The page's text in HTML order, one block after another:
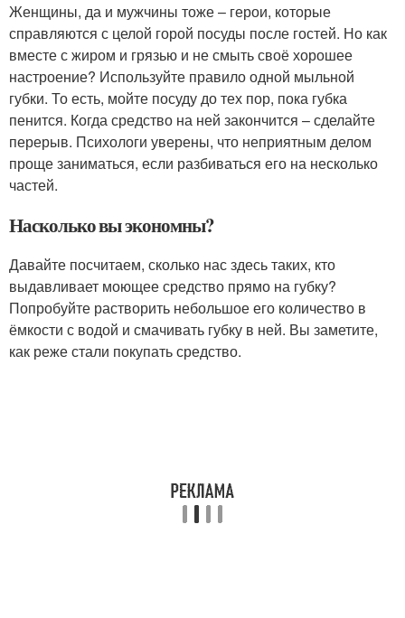
Женщины, да и мужчины тоже – герои, которые
справляются с целой горой посуды после гостей. Но как
вместе с жиром и грязью и не смыть своё хорошее
настроение? Используйте правило одной мыльной
губки. То есть, мойте посуду до тех пор, пока губка
пенится. Когда средство на ней закончится – сделайте
перерыв. Психологи уверены, что неприятным делом
проще заниматься, если разбиваться его на несколько
частей.
Насколько вы экономны?
Давайте посчитаем, сколько нас здесь таких, кто
выдавливает моющее средство прямо на губку?
Попробуйте растворить небольшое его количество в
ёмкости с водой и смачивать губку в ней. Вы заметите,
как реже стали покупать средство.